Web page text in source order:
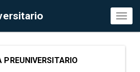
PREUNIVERSITARIO